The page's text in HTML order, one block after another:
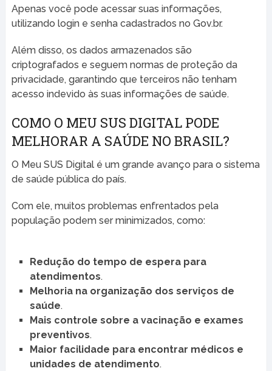
Apenas você pode acessar suas informações,
utilizando login e senha cadastrados no Gov.br.
Além disso, os dados armazenados são
criptografados e seguem normas de proteção da
privacidade, garantindo que terceiros não tenham
acesso indevido às suas informações de saúde.
COMO O MEU SUS DIGITAL PODE
MELHORAR A SAÚDE NO BRASIL?
O Meu SUS Digital é um grande avanço para o sistema
de saúde pública do país.
Com ele, muitos problemas enfrentados pela
população podem ser minimizados, como:
Redução do tempo de espera para
atendimentos.
Melhoria na organização dos serviços de
saúde.
Mais controle sobre a vacinação e exames
preventivos.
Maior facilidade para encontrar médicos e
unidades de atendimento.